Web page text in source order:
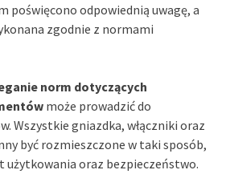
poświęcono odpowiednią uwagę, a
zgodnie z normami
norm dotyczących
może prowadzić do
Wszystkie gniazdka, włączniki oraz
być rozmieszczone w taki sposób,
użytkowania oraz bezpieczeństwo.